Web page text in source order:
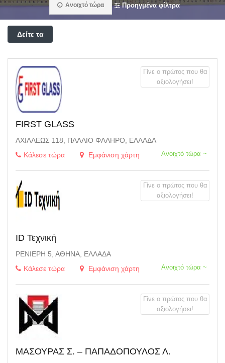
Ανοιχτό τώρα Προηγμένα φίλτρα
Δείτε τα
FIRST GLASS
ΑΧΙΛΛΈΩΣ 118, ΠΑΛΑΙΌ ΦΆΛΗΡΟ, ΕΛΛΆΔΑ
Κάλεσε τώρα
Εμφάνιση χάρτη Ανοιχτό τώρα ~
Γίνε ο πρώτος που θα
αξιολογήσει!
ID Τεχνική
ΡΕΝΙΈΡΗ 5, ΑΘΉΝΑ, ΕΛΛΆΔΑ
Κάλεσε τώρα
Εμφάνιση χάρτη Ανοιχτό τώρα ~
Γίνε ο πρώτος που θα
αξιολογήσει!
ΜΑΣΟΥΡΑΣ Σ. – ΠΑΠΑΔΟΠΟΥΛΟΣ Λ.
Γίνε ο πρώτος που θα
αξιολογήσει!